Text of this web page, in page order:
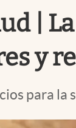
|
y
para la